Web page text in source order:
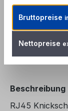
Produkt
Beschreibung
RJ45
Bruttopreise
Nettopreise